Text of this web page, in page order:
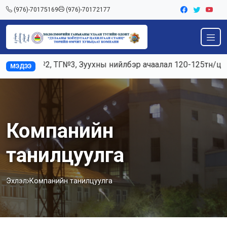
(976)-70175169 (976)-70172177
МЭДЭЭ
ТГ№3, Зуухны нийлбэр ачаалал 120-125тн/ц,
Компанийн
танилцуулга
Эхлэл Компанийн танилцуулга